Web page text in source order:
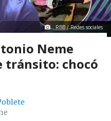
RBB / Redes sociales
Neme
tránsito: chocó